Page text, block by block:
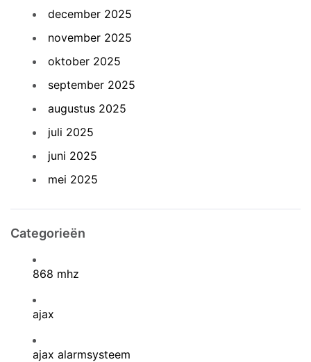
december 2025
november 2025
oktober 2025
september 2025
augustus 2025
juli 2025
juni 2025
mei 2025
Categorieën
868 mhz
ajax
ajax alarmsysteem